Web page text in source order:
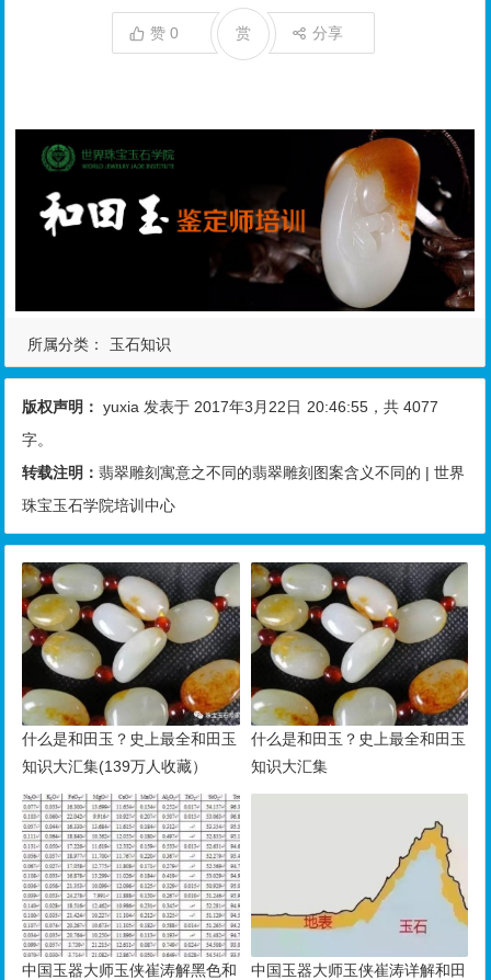
赞0 分享
赏
所属分类： 玉石知识
版权声明： yuxia 发表于 2017年3月22日 20:46:55 ，共 4077
字。
转载注明：翡翠雕刻寓意之不同的翡翠雕刻图案含义不同的 | 世界
珠宝玉石学院培训中心
什么是和田玉？史上最全和田玉
知识大汇集(139万人收藏）
什么是和田玉？史上最全和田玉
知识大汇集
中国玉器大师玉侠崔涛解黑色和
中国玉器大师玉侠崔涛详解和田